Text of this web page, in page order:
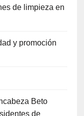
de limpieza en
y promoción
Beto
de